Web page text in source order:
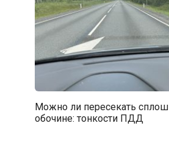
Можно ли пересекать
обочине: тонкости ПДД